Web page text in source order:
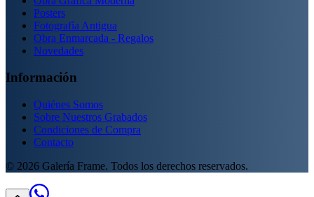
Posters
Fotografía Antigua
Obra Enmarcada - Regalos
Novedades
Información
Quiénes Somos
Sobre Nuestros Grabados
Condiciones de Compra
Contacto
© 2026 Galería Frame. Todos los derechos reservados.